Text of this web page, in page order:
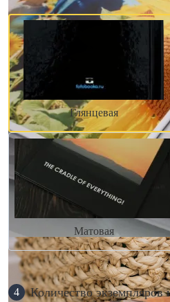
Глянцевая
Матовая
4 Количество экземпляров